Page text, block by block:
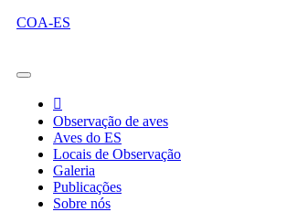
COA-ES
Observação de aves
Aves do ES
Locais de Observação
Galeria
Publicações
Sobre nós